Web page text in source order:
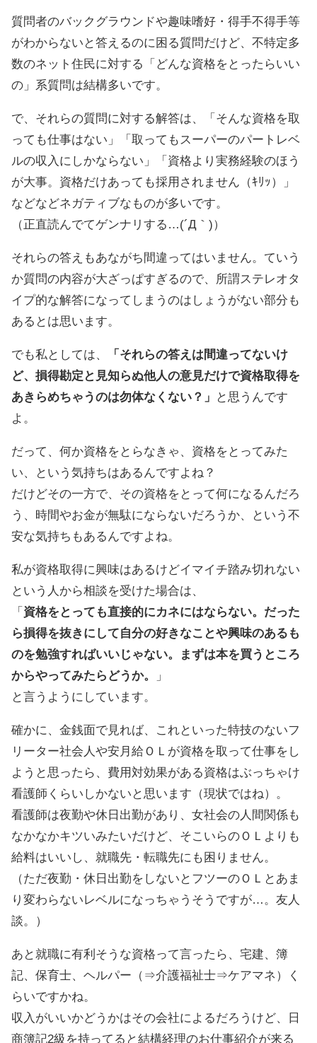
質問者のバックグラウンドや趣味嗜好・得手不得手等
がわからないと答えるのに困る質問だけど、不特定多
数のネット住民に対する「どんな資格をとったらいい
の」系質問は結構多いです。
で、それらの質問に対する解答は、「そんな資格を取
っても仕事はない」「取ってもスーパーのパートレベ
ルの収入にしかならない」「資格より実務経験のほう
が大事。資格だけあっても採用されません（ｷﾘｯ）」
などなどネガティブなものが多いです。
（正直読んでてゲンナリする…(´Д｀)）
それらの答えもあながち間違ってはいません。ていう
か質問の内容が大ざっぱすぎるので、所謂ステレオタ
イプ的な解答になってしまうのはしょうがない部分も
あるとは思います。
でも私としては、
「それらの答えは間違ってないけ
ど、損得勘定と見知らぬ他人の意見だけで資格取得を
あきらめちゃうのは勿体なくない？」
と思うんです
よ。
だって、何か資格をとらなきゃ、資格をとってみた
い、という気持ちはあるんですよね？
だけどその一方で、その資格をとって何になるんだろ
う、時間やお金が無駄にならないだろうか、という不
安な気持ちもあるんですよね。
私が資格取得に興味はあるけどイマイチ踏み切れない
という人から相談を受けた場合は、
「 資格をとっても直接的にカネにはならない。だった
ら損得を抜きにして自分の好きなことや興味のあるも
のを勉強すればいいじゃない。まずは本を買うところ
からやってみたらどうか。
」
と言うようにしています。
確かに、金銭面で見れば、これといった特技のないフ
リーター社会人や安月給ＯＬが資格を取って仕事をし
ようと思ったら、費用対効果がある資格はぶっちゃけ
看護師くらいしかないと思います（現状ではね）。
看護師は夜勤や休日出勤があり、女社会の人間関係も
なかなかキツいみたいだけど、そこいらのＯＬよりも
給料はいいし、就職先・転職先にも困りません。
（ただ夜勤・休日出勤をしないとフツーのＯＬとあま
り変わらないレベルになっちゃうそうですが…。友人
談。）
あと就職に有利そうな資格って言ったら、宅建、簿
記、保育士、ヘルパー（⇒介護福祉士⇒ケアマネ）く
らいですかね。
収入がいいかどうかはその会社によるだろうけど、日
商簿記2級を持ってると結構経理のお仕事紹介が来る